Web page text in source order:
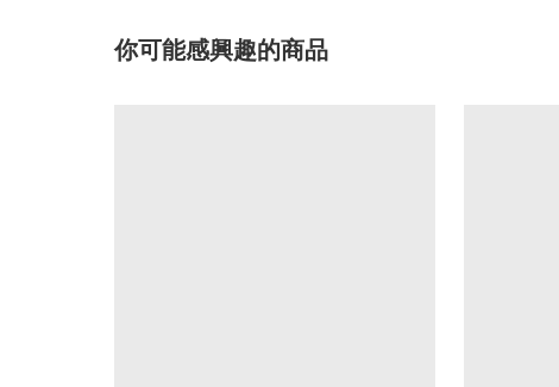
你可能感興趣的商品